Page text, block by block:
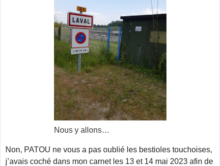
Nous y allons…
Non, PATOU ne vous a pas oublié les bestioles touchoises,
j’avais coché dans mon carnet les 13 et 14 mai 2023 afin de